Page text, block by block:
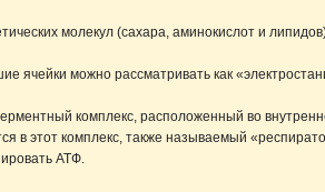
молекул (сахара, аминокислот и
ячейки можно рассматривать как
комплекс, расположенный во
в этот комплекс, также называемый
АТФ.